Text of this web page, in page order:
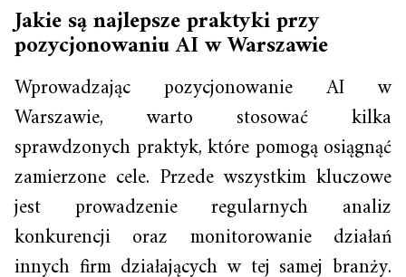
Jakie są najlepsze praktyki przy
pozycjonowaniu AI w Warszawie
Wprowadzając pozycjonowanie AI w
Warszawie, warto stosować kilka
sprawdzonych praktyk, które pomogą osiągnąć
zamierzone cele. Przede wszystkim kluczowe
jest prowadzenie regularnych analiz
konkurencji oraz monitorowanie działań
innych firm działających w tej samej branży.